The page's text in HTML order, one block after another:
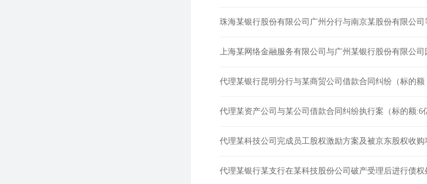
珠海某银行股份有限公司广州分行与南京某股份有限公
上海某网络金融服务有限公司与广州某银行股份有限公
代理某银行昆明分行与某商贸公司借款合同纠纷（标的额
代理某资产公司与某公司借款合同纠纷执行案（标的额:6
代理某科技公司完成员工股权激励方案及被京东股权收购
代理某银行某支行在某科技股份公司破产受理后进行债权